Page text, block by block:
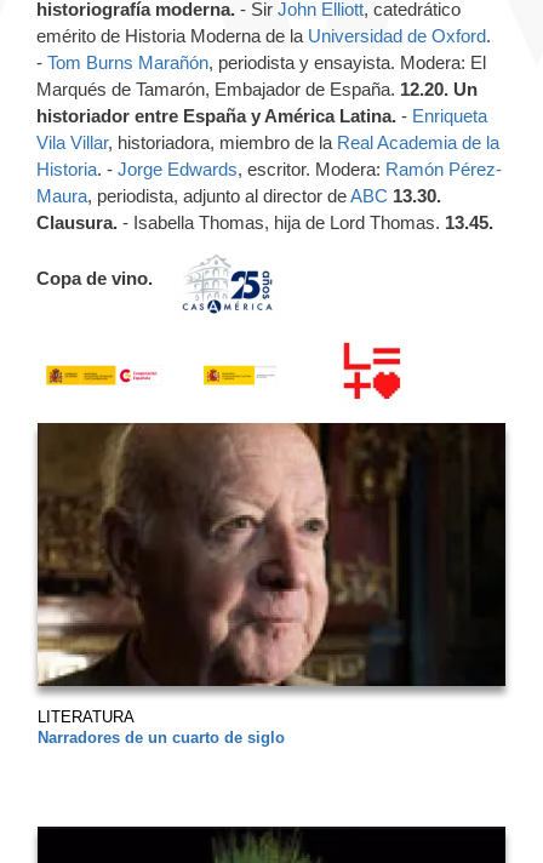
historiografía moderna. - Sir John Elliott, catedrático
emérito de Historia Moderna de la Universidad de Oxford.
- Tom Burns Marañón, periodista y ensayista. Modera: El
Marqués de Tamarón, Embajador de España. 12.20. Un
historiador entre España y América Latina. - Enriqueta
Vila Villar, historiadora, miembro de la Real Academia de la
Historia. - Jorge Edwards, escritor. Modera: Ramón Pérez-
Maura, periodista, adjunto al director deABC 13.30.
Clausura. - Isabella Thomas, hija de Lord Thomas. 13.45.
Copa de vino.
LITERATURA
Narradores de un cuarto de siglo